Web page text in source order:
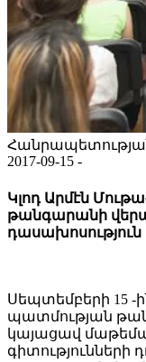
2017-09-15 -
Կլոդ Արմէն
թանգարանի
դասախոսություն
Սեպտեմբերի 15 -
պատմության
կայացավ
գիտությունների